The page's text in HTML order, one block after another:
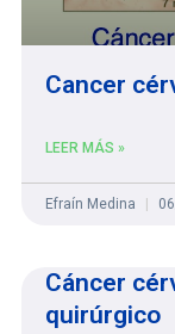
Cancer
LEER MÁS »
Efraín Medina
Cáncer
quirúrgico